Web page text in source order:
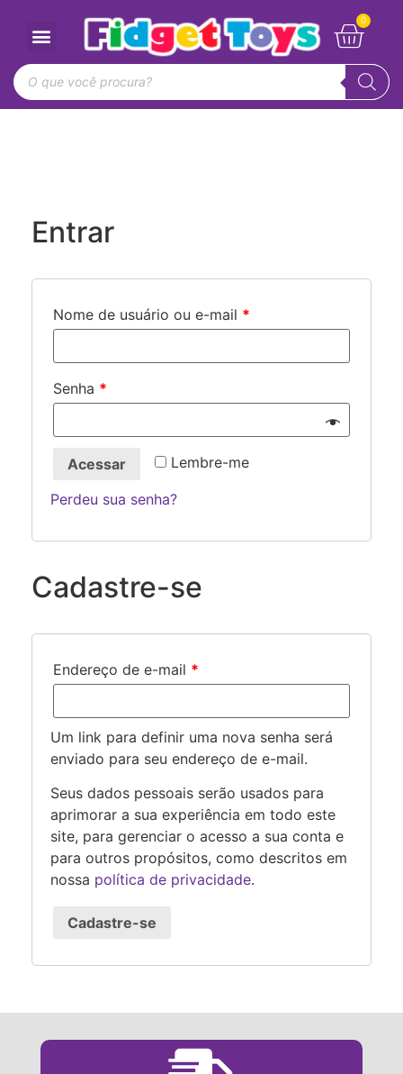
Entrar
Nome de usuário ou e-mail *
Senha *
Lembre-me
Acessar
Perdeu sua senha?
Cadastre-se
Endereço de e-mail *
Um link para definir uma nova senha será
enviado para seu endereço de e-mail.
Seus dados pessoais serão usados para
aprimorar a sua experiência em todo este
site, para gerenciar o acesso a sua conta e
para outros propósitos, como descritos em
nossa política de privacidade.
Cadastre-se